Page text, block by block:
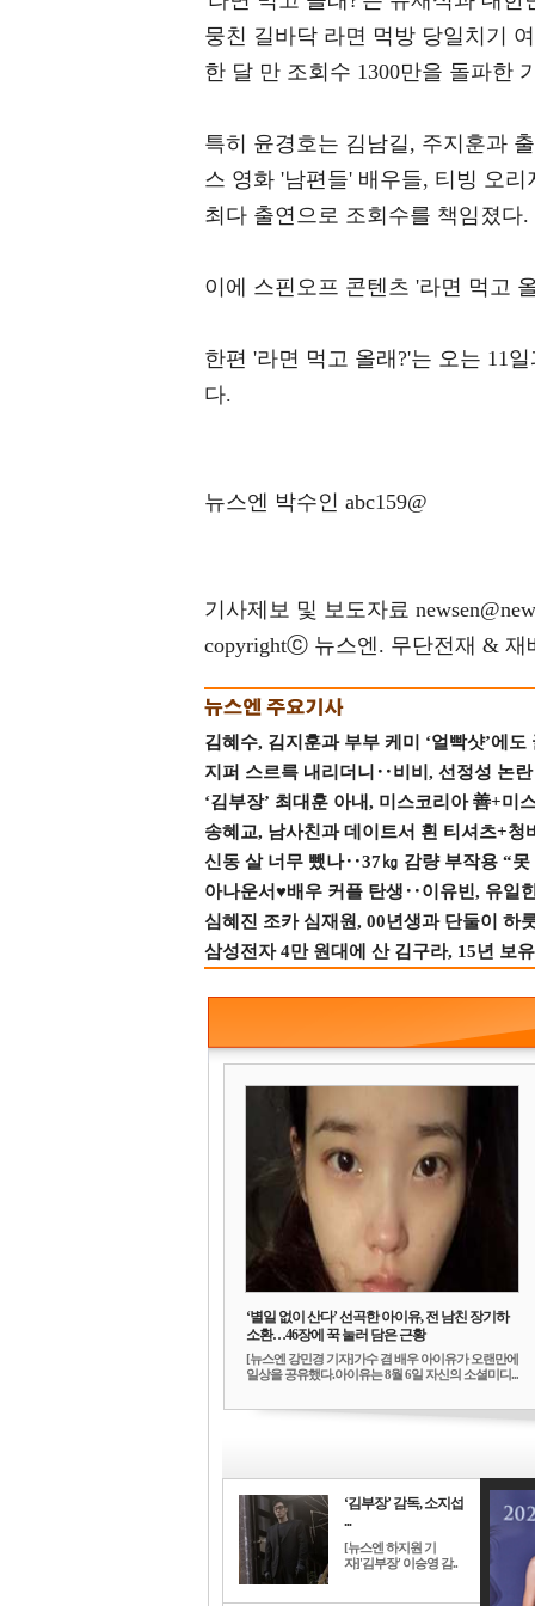
뭉친 길바닥 라면 먹방 당일치기
한 달 만 조회수 1300만을 돌파한
특히 윤경호는 김남길, 주지훈과
스 영화 '남편들' 배우들, 티빙 오
최다 출연으로 조회수를 책임졌다.
이에 스핀오프 콘텐츠 '라면 먹고
한편 '라면 먹고 올래?'는 오는 11
다.
뉴스엔 박수인 abc159@
기사제보 및 보도자료
copyrightⓒ 뉴스엔. 무단전재 & 재
김혜수, 김지훈과 부부 케미 ‘얼빡샷’에도
지퍼 스르륵 내리더니‥비비, 선정성 논
‘김부장’ 최대훈 아내, 미스코리아 善+미
송혜교, 남사친과 데이트서 흰 티셔츠+
신동 살 너무 뺐나‥37㎏ 감량 부작용 “
아나운서♥배우 커플 탄생‥이유빈, 유일
심혜진 조카 심재원, 00년생과 단둘이 하
삼성전자 4만 원대에 산 김구라, 15년 보
‘별일 없이 산다’ 선곡한 아이유, 전 남친 장기하
소환…46장에 꾹 눌러 담은 근황
[뉴스엔 강민경 기자]가수 겸 배우 아이유가 오랜만에
일상을 공유했다.아이유는 8월 6일 자신의 소셜미디...
‘김부장’ 감독, 소지섭
...
[뉴스엔 하지원 기
자]'김부장' 이승영 감..